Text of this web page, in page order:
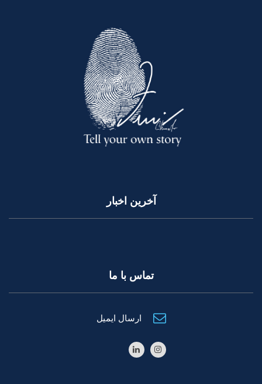
آخرین اخبار
تماس با ما
ارسال ایمیل